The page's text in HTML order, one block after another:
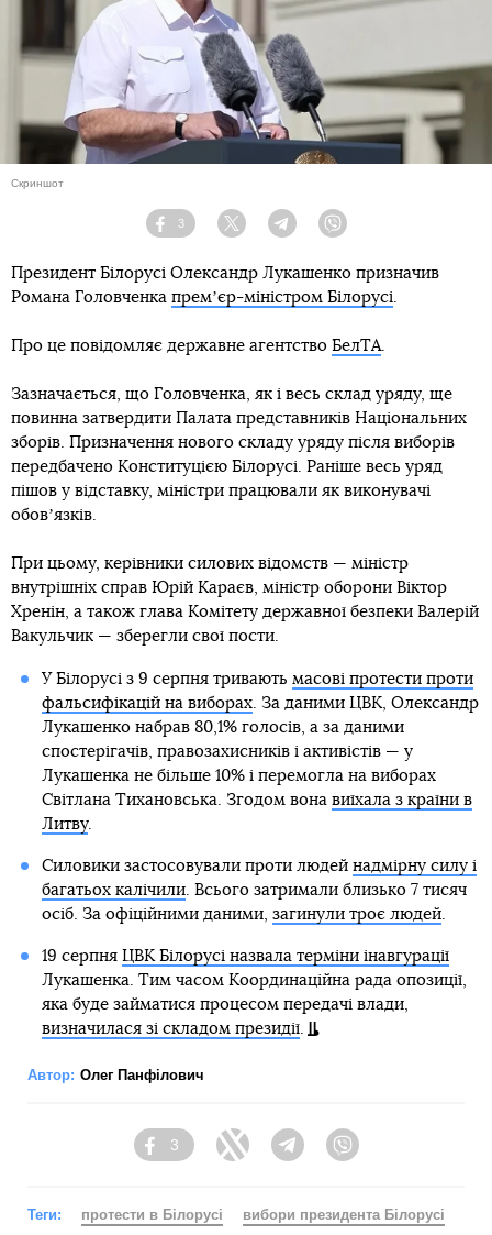
Скриншот
Facebook
3
Twitter TelegramViber
Президент Білорусі Олександр Лукашенко призначив
Романа Головченка премʼєр-міністром Білорусі.
Про це повідомляє державне агентство БелТА.
Зазначається, що Головченка, як і весь склад уряду, ще
повинна затвердити Палата представників Національних
зборів. Призначення нового складу уряду після виборів
передбачено Конституцією Білорусі. Раніше весь уряд
пішов у відставку, міністри працювали як виконувачі
обовʼязків.
При цьому, керівники силових відомств — міністр
внутрішніх справ Юрій Караєв, міністр оборони Віктор
Хренін, а також глава Комітету державної безпеки Валерій
Вакульчик — зберегли свої пости.
У Білорусі з 9 серпня тривають масові протести проти
фальсифікацій на виборах. За даними ЦВК, Олександр
Лукашенко набрав 80,1% голосів, а за даними
спостерігачів, правозахисників і активістів — у
Лукашенка не більше 10% і перемогла на виборах
Світлана Тихановська. Згодом вона виїхала з країни в
Литву.
Силовики застосовували проти людей надмірну силу і
багатьох калічили. Всього затримали близько 7 тисяч
осіб. За офіційними даними, загинули троє людей.
19 серпня ЦВК Білорусі назвала терміни інавгурації
Лукашенка. Тим часом Координаційна рада опозиції,
яка буде займатися процесом передачі влади,
визначилася зі складом президії.
Автор: Олег Панфілович
Facebook
3
Twitter Telegram
Теги: протести в Білорусі
вибори президента Білорусі